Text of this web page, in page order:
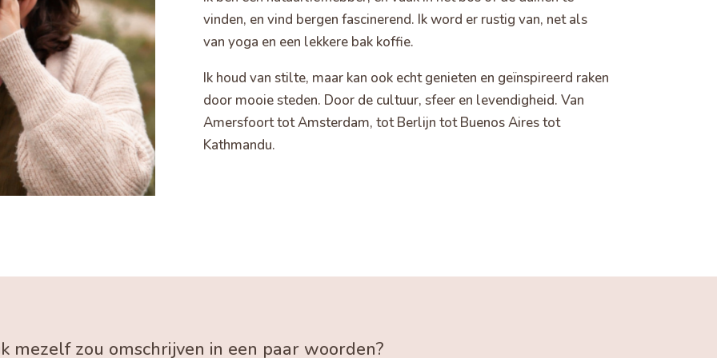
vinden, en vind bergen fascinerend. Ik word er rustig van, net als
van yoga en een lekkere bak koffie.
Ik houd van stilte, maar kan ook echt genieten en geïnspireerd raken
door mooie steden. Door de cultuur, sfeer en levendigheid. Van
Amersfoort tot Amsterdam, tot Berlijn tot Buenos Aires tot
Kathmandu.
mezelf zou omschrijven in een paar woorden?